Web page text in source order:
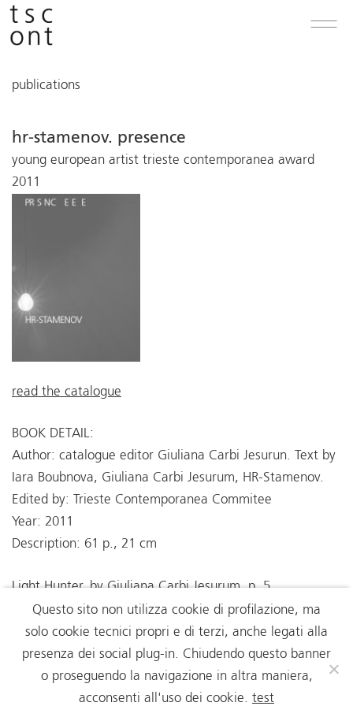
publications
hr-stamenov. presence
young european artist trieste contemporanea award
2011
read the catalogue
BOOK DETAIL:
Author: catalogue editor Giuliana Carbi Jesurun. Text by
Iara Boubnova, Giuliana Carbi Jesurum, HR-Stamenov.
Edited by: Trieste Contemporanea Commitee
Year: 2011
Description: 61 p., 21 cm
Light Hunter, by Giuliana Carbi Jesurum, p. 5
What Art?, by HR-Stamenov, p. 7
Afterword, by Iana Boubnova, p. 53
Curriculum Vitae, by HR-Stamenov, p. 61
Questo sito non utilizza cookie di profilazione, ma
solo cookie tecnici propri e di terzi, anche legati alla
presenza dei social plug-in. Chiudendo questo banner
o proseguendo la navigazione in altra maniera,
acconsenti all'uso dei cookie. test